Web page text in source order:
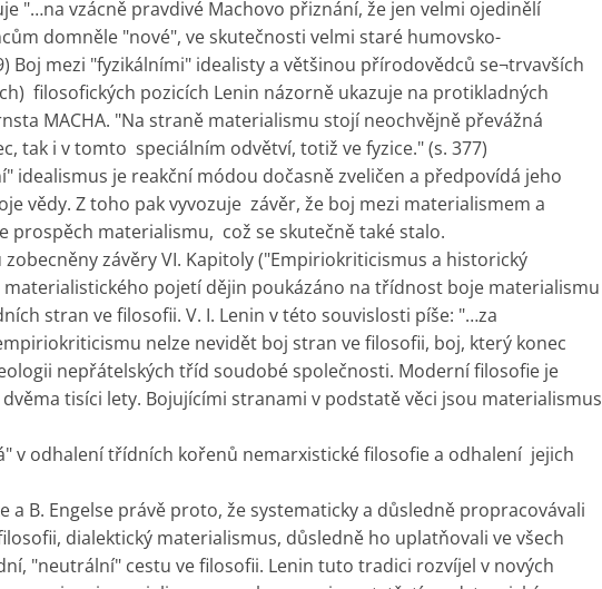
"…na vzácně pravdivé Machovo přiznání, že jen velmi ojedinělí
domněle "nové", ve skutečnosti velmi staré humovsko-
Boj mezi "fyzikálními" idealisty a většinou přírodovědců se¬trvavších
filosofických pozicích Lenin názorně ukazuje na protikladných
MACHA. "Na straně materialismu stojí neochvějně převážná
tak i v tomto speciálním odvětví, totiž ve fyzice." (s. 377)
idealismus je reakční módou dočasně zveličen a předpovídá jeho
vědy. Z toho pak vyvozuje závěr, že boj mezi materialismem a
prospěch materialismu, což se skutečně také stalo.
závěry VI. Kapitoly ("Empiriokriticismus a historický
materialistického pojetí dějin poukázáno na třídnost boje materialismu
stran ve filosofii. V. I. Lenin v této souvislosti píše: "…za
nelze nevidět boj stran ve filosofii, boj, který konec
nepřátelských tříd soudobé společnosti. Moderní filosofie je
tisíci lety. Bojujícími stranami v podstatě věci jsou materialismus
v odhalení třídních kořenů nemarxistické filosofie a odhalení jejich
a B. Engelse právě proto, že systematicky a důsledně propracovávali
dialektický materialismus, důsledně ho uplatňovali ve všech
"neutrální" cestu ve filosofii. Lenin tuto tradici rozvíjel v nových